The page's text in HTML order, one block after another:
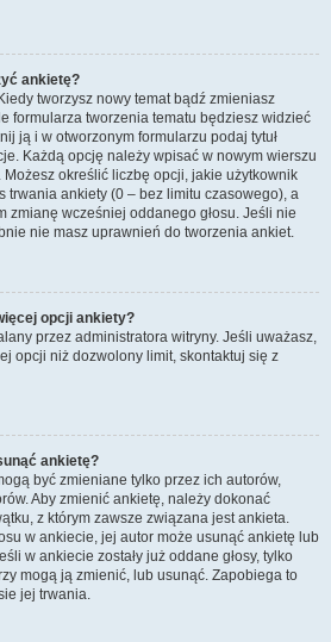
ankietę?
tworzysz nowy temat bądź zmieniasz
formularza tworzenia tematu będziesz widzieć
ją i w otworzonym formularzu podaj tytuł
Każdą opcję należy wpisać w nowym wierszu
określić liczbę opcji, jakie użytkownik
trwania ankiety (0 – bez limitu czasowego), a
zmianę wcześniej oddanego głosu. Jeśli nie
nie masz uprawnień do tworzenia ankiet.
opcji ankiety?
przez administratora witryny. Jeśli uważasz,
opcji niż dozwolony limit, skontaktuj się z
ankietę?
być zmieniane tylko przez ich autorów,
Aby zmienić ankietę, należy dokonać
z którym zawsze związana jest ankieta.
w ankiecie, jej autor może usunąć ankietę lub
w ankiecie zostały już oddane głosy, tylko
mogą ją zmienić, lub usunąć. Zapobiega to
jej trwania.